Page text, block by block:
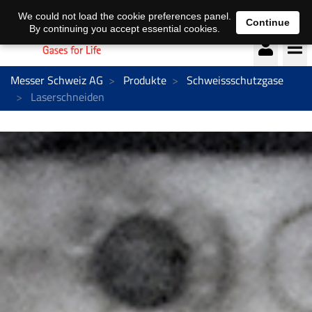
Deutsch français
Messer Schweiz AG Produkte
Schweissschutzgase
Laserschneiden
We could not load the cookie preferences panel.
By continuing you accept essential cookies.
Continue